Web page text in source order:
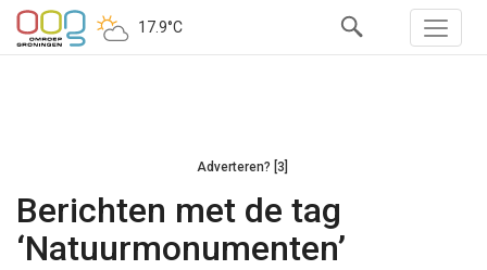
17.9°C
Adverteren? [3]
Berichten met de tag
‘Natuurmonumenten’